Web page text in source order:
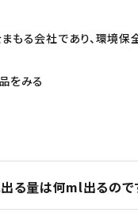
もる会社であり、環境保
をみる
る量は何ml出るので